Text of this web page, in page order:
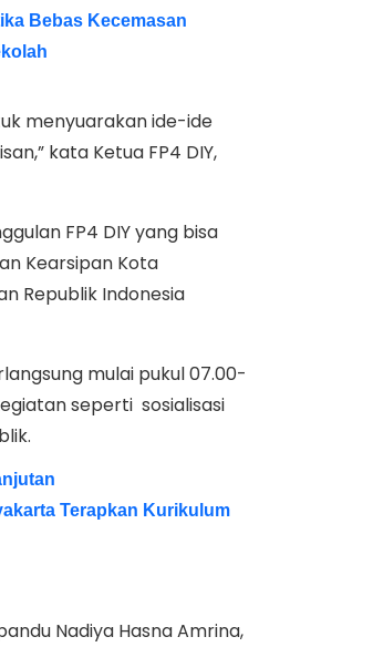
Bebas Kecemasan
menyuarakan ide-ide
kata Ketua FP4 DIY,
FP4 DIY yang bisa
Kearsipan Kota
Republik Indonesia
mulai pukul 07.00-
seperti sosialisasi
Terapkan Kurikulum
Nadiya Hasna Amrina,